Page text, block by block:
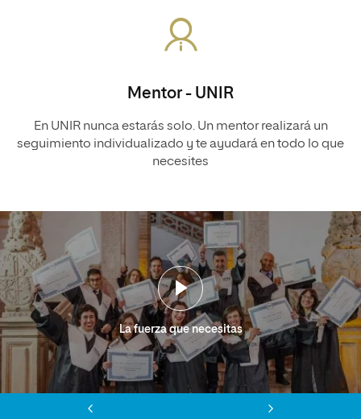
Mentor - UNIR
En UNIR nunca estarás solo. Un mentor realizará un
seguimiento individualizado y te ayudará en todo lo que
necesites
La fuerza que necesitas